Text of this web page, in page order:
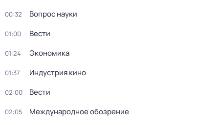
00:32 Вопрос науки
01:00 Вести
01:24 Экономика
01:37 Индустрия кино
02:00 Вести
02:05 Международное обозрение